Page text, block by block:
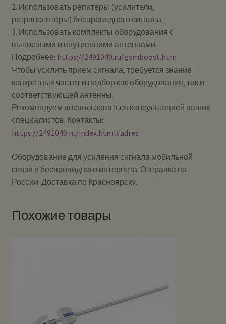
2. Использовать репитеры (усилители,
ретрансляторы) беспроводного сигнала.
3. Использовать комплекты оборудования с
выносными и внутренними антеннами.
Подробнее: https://2491040.ru/gsmboost.htm
Чтобы усилить прием сигнала, требуется знание
конкретных частот и подбор как оборудования, так и
соответствующей антенны.
Рекомендуем воспользоваться консультацией наших
специалистов. Контакты:
https://2491040.ru/index.html#adres
Оборудование для усиления сигнала мобильной
связи и беспроводного интернета. Отправка по
России. Доставка по Красноярску.
Похожие товары